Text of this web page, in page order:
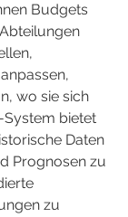
Budgets
wo sie sich
System bietet
Daten
Prognosen zu
zu